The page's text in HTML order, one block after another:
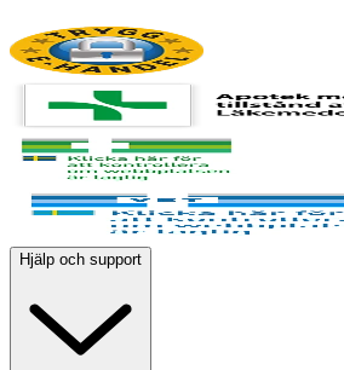
Hjälp och support